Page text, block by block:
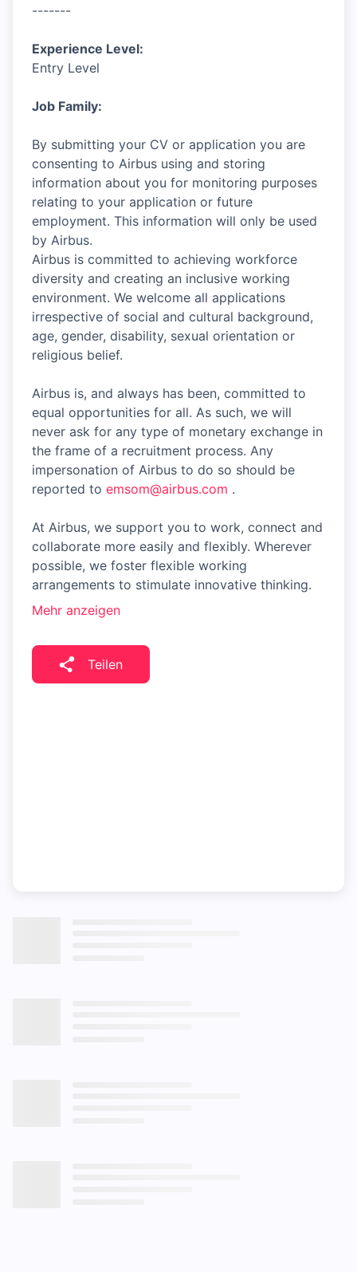
-------
Experience Level:
Entry Level
Job Family:
By submitting your CV or application you are
consenting to Airbus using and storing
information about you for monitoring purposes
relating to your application or future
employment. This information will only be used
by Airbus.
Airbus is committed to achieving workforce
diversity and creating an inclusive working
environment. We welcome all applications
irrespective of social and cultural background,
age, gender, disability, sexual orientation or
religious belief.
Airbus is, and always has been, committed to
equal opportunities for all. As such, we will
never ask for any type of monetary exchange in
the frame of a recruitment process. Any
impersonation of Airbus to do so should be
reported to emsom@airbus.com .
At Airbus, we support you to work, connect and
collaborate more easily and flexibly. Wherever
possible, we foster flexible working
arrangements to stimulate innovative thinking.
Mehr anzeigen
Teilen